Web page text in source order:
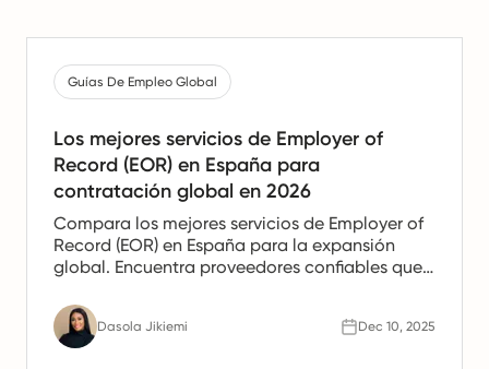
Guías De Empleo Global
Los mejores servicios de Employer of
Record (EOR) en España para
contratación global en 2026
Compara los mejores servicios de Employer of
Record (EOR) en España para la expansión
global. Encuentra proveedores confiables que
y cumplimiento para equipos españoles.
Dasola Jikiemi Dec 10, 2025